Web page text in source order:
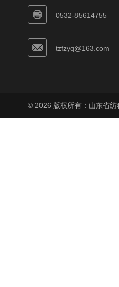
0532-85614755
tzfzyq@163.com
© 2026 版权所有：山东省